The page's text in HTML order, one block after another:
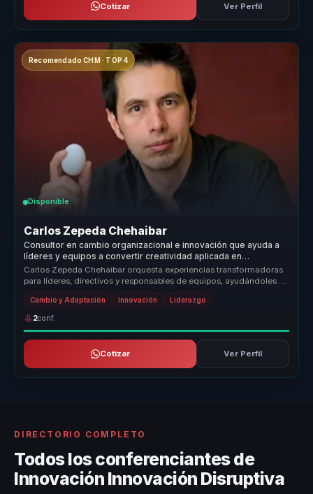
Cotizar Ver Perfil
Recomendado CHM · TOP 4
Disponible
Carlos Zepeda Chehaibar
Consultor en cambio organizacional e innovación que ayuda a
líderes y equipos a convertir creatividad aplicada en
adaptación, cohesión y ventaja competitiva.
Carlos Zepeda Chehaibar orquesta experiencias transformadoras
para líderes, directivos y responsables de equipos, ayudándoles a
dejar atr...
Cambio y Adaptación Innovación Liderazgo
2conf.
Cotizar Ver Perfil
DIRECTORIO COMPLETO
Todos los conferenciantes de
Innovación Innovación Disruptiva